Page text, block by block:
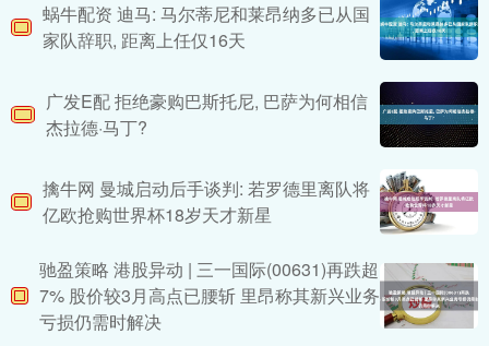
蜗牛配资 迪马: 马尔蒂尼和莱昂纳多已从国
家队辞职, 距离上任仅16天
广发E配 拒绝豪购巴斯托尼, 巴萨为何相信
杰拉德·马丁?
擒牛网 曼城启动后手谈判: 若罗德里离队将
亿欧抢购世界杯18岁天才新星
驰盈策略 港股异动 | 三一国际(00631)再跌超
7% 股价较3月高点已腰斩 里昂称其新兴业务
亏损仍需时解决